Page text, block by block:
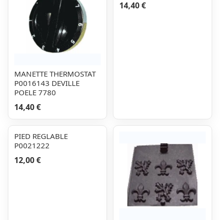
MANETTE THERMOSTAT
P0016143 DEVILLE
POELE 7780
14,40 €
14,40 €
PIED REGLABLE
P0021222
12,00 €